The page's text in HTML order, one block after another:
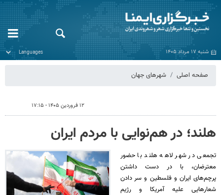
شنبه ۱۷ مرداد ۱۴۰۵
صفحه اصلی شهرهای جهان
۱۲ فروردین ۱۴۰۵ - ۱۷:۱۵
هلند؛ در هم‌نوایی با مردم ایران
تجمعی در شهر لاهه هلند با حضور
معترضان، با در دست داشتن
پرچم‌های ایران و فلسطین و سر دادن
شعارهایی علیه آمریکا و رژیم